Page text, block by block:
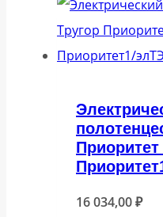
16 034,00₽